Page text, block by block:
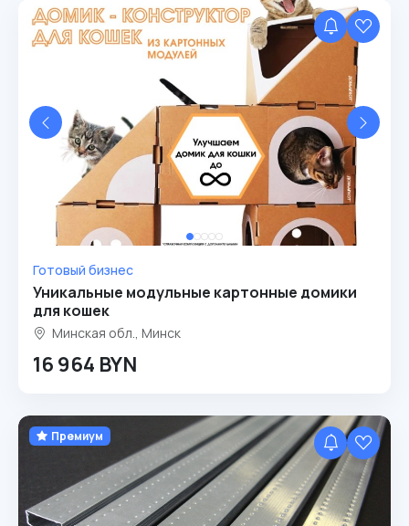
Готовый бизнес
Уникальные модульные картонные домики
для кошек
Минская обл., Минск
16 964 BYN
Премиум